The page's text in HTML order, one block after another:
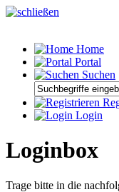
Home
Portal
Suchen
Login
Loginbox
Trage bitte in die